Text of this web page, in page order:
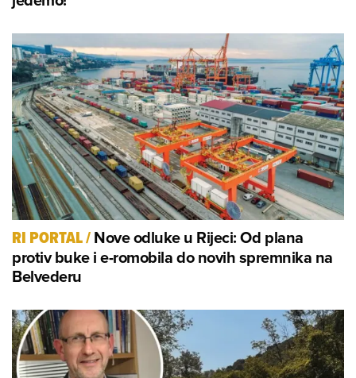
RI PORTAL/Nove odluke u Rijeci: Od plana
protiv buke i e-romobila do novih spremnika na
Belvederu